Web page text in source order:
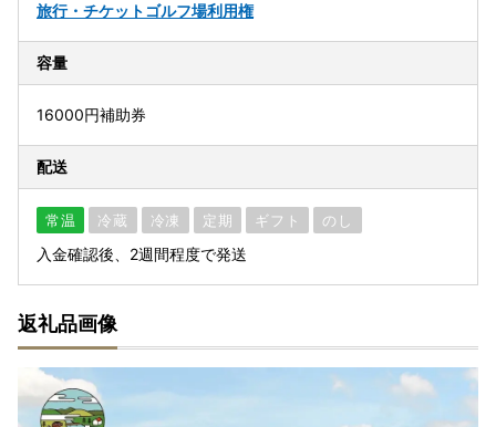
旅行・チケット ゴルフ場利用権
容量
16000円補助券
配送
常温 冷蔵 冷凍 定期 ギフト のし
入金確認後、2週間程度で発送
返礼品画像